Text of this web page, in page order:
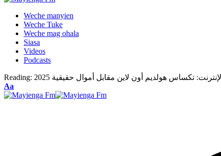
Weche manyien
Weche Tuke
Weche mag ohala
Siasa
Videos
Podcasts
Reading:
تكساس هولديم أون لاين مقابل أموال حقيقية 2025
Font
Resizer
Aa